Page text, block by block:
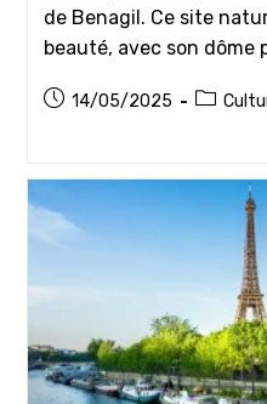
de Benagil. Ce site
beauté, avec son dôme
Publication
14/05/2025
Post